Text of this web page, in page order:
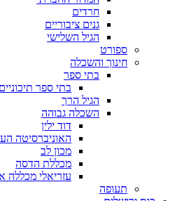
חרדים
גנים ציבוריים
הגיל השלישי
ספורט
חינוך והשכלה
בתי ספר
בתי ספר תיכוניים
הגיל הרך
השכלה גבוהה
דוד ילין
האוניברסיטה
מכון לב
מכללת הדסה
עזריאלי מכללה
תעופה